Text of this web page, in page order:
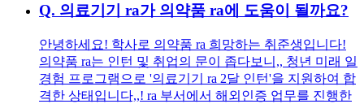
Q. 의료기기 ra가 의약품 ra에 도움이 될까요?
안녕하세요! 학사로 의약품 ra 희망하는 취준생입니다!
의약품 ra는 인턴 및 취업의 문이 좁다보니,, 청년 미래 일
경험 프로그램으로 '의료기기 ra 2달 인턴'을 지원하여 합
격한 상태입니다,,! ra 부서에서 해외인증 업무를 진행한